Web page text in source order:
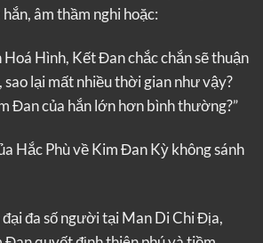
âm thầm nghi hoặc:
Hoá Hình, Kết Đan chắc chắn sẽ thuận
lại mất nhiều thời gian như vậy?
Đan của hắn lớn hơn bình thường?”
Hắc Phù về Kim Đan Kỳ không sánh
đa số người tại Man Di Chi Địa,